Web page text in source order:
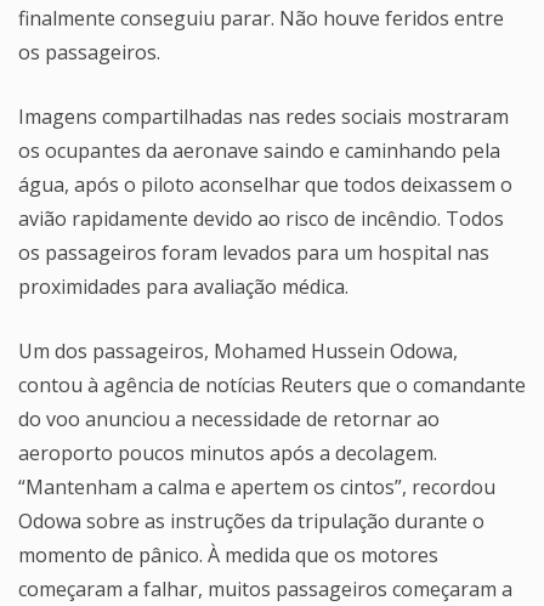
finalmente conseguiu parar. Não houve feridos entre
os passageiros.
Imagens compartilhadas nas redes sociais mostraram
os ocupantes da aeronave saindo e caminhando pela
água, após o piloto aconselhar que todos deixassem o
avião rapidamente devido ao risco de incêndio. Todos
os passageiros foram levados para um hospital nas
proximidades para avaliação médica.
Um dos passageiros, Mohamed Hussein Odowa,
contou à agência de notícias Reuters que o comandante
do voo anunciou a necessidade de retornar ao
aeroporto poucos minutos após a decolagem.
“Mantenham a calma e apertem os cintos”, recordou
Odowa sobre as instruções da tripulação durante o
momento de pânico. À medida que os motores
começaram a falhar, muitos passageiros começaram a